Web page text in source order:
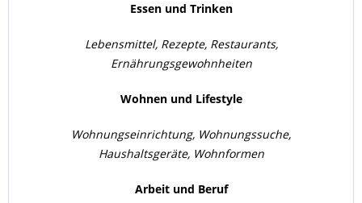
Essen und Trinken
Lebensmittel, Rezepte, Restaurants,
Ernährungsgewohnheiten
Wohnen und Lifestyle
Wohnungseinrichtung, Wohnungssuche,
Haushaltsgeräte, Wohnformen
Arbeit und Beruf